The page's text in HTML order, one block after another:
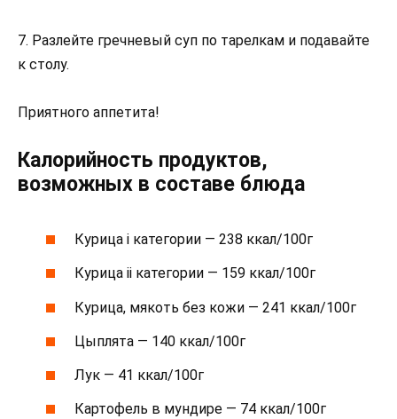
7. Разлейте гречневый суп по тарелкам и подавайте
к столу.
Приятного аппетита!
Калорийность продуктов,
возможных в составе блюда
Курица i категории — 238 ккал/100г
Курица ii категории — 159 ккал/100г
Курица, мякоть без кожи — 241 ккал/100г
Цыплята — 140 ккал/100г
Лук — 41 ккал/100г
Картофель в мундире — 74 ккал/100г